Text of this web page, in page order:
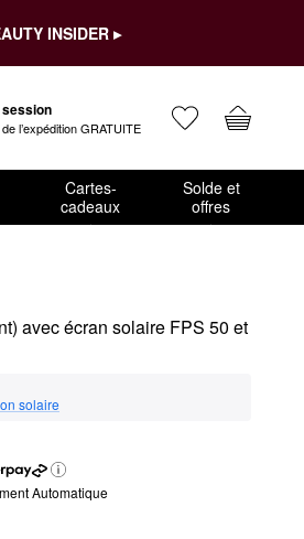
INSIDER ▸
l’expédition GRATUITE
Cartes-
cadeaux
Solde et
offres
avec écran solaire FPS 50 et
solaire
Automatique